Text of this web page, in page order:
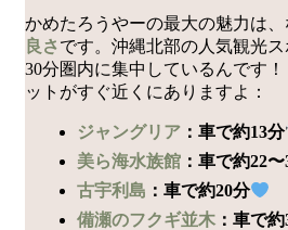
かめたろうやーの最大の魅力は
良さです。沖縄北部の人気観光
30分圏内に集中しているんです
ットがすぐ近くにありますよ：
ジャングリア ：車で約13分
美ら海水族館 ：車で約22
古宇利島 ：車で約20分
備瀬のフクギ並木 ：車で